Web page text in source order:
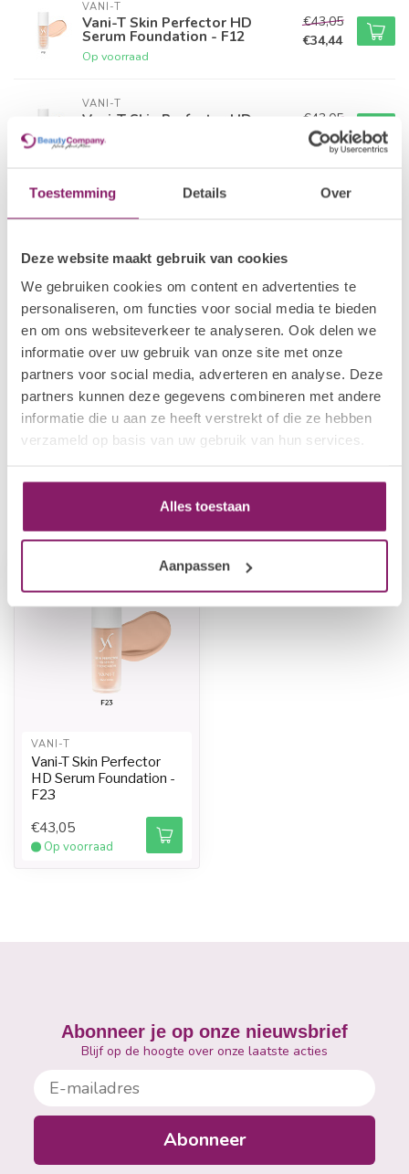
Toestemming Details Over
Deze website maakt gebruik van cookies
We gebruiken cookies om content en advertenties te
personaliseren, om functies voor social media te bieden
en om ons websiteverkeer te analyseren. Ook delen we
informatie over uw gebruik van onze site met onze
partners voor social media, adverteren en analyse. Deze
partners kunnen deze gegevens combineren met andere
informatie die u aan ze heeft verstrekt of die ze hebben
verzameld op basis van uw gebruik van hun services.
Alles toestaan
Aanpassen
VANI-T
Vani-T Skin Perfector HD
Serum Foundation - F12
Op voorraad
€43,05
€34,44
VANI-T
Vani-T Skin Perfector HD
Op voorraad
€43,05
€34,44
VANI-T
Vani-T Skin Perfector HD
Op voorraad
Vani-T Skin Perfector HD
Serum Foundation - F26
Op voorraad
€43,05
€34,44
VANI-T
Vani-T Skin Perfector HD
Serum Foundation - F27
Niet op voorraad
€34,44
VANI-T
Vani-T Skin Perfector
HD Serum Foundation -
F23
€43,05
Op voorraad
Abonneer je op onze nieuwsbrief
Blijf op de hoogte over onze laatste acties
E-mailadres
Abonneer